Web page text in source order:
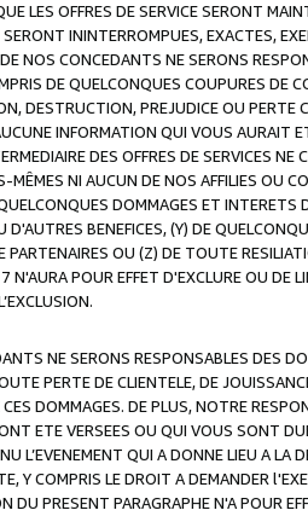
LES OFFRES DE SERVICE SERONT
SERONT ININTERROMPUES, EXACTES,
NOS CONCEDANTS NE SERONS
DE QUELCONQUES COUPURES DE
DESTRUCTION, PREJUDICE OU
INFORMATION QUI VOUS AURAIT
DES OFFRES DE SERVICES
NI AUCUN DE NOS AFFILIES OU
DOMMAGES ET
BENEFICES, (Y) DE
OU (Z) DE TOUTE
POUR EFFET D'EXCLURE OU DE
NE SERONS RESPONSABLES DES
PERTE DE CLIENTELE, DE
DOMMAGES. DE PLUS, NOTRE
ETE VERSEES OU QUI VOUS SONT
L’EVENEMENT QUI A DONNE LIEU A LA
Y COMPRIS LE DROIT A DEMANDER
DU PRESENT PARAGRAPHE N'A POUR